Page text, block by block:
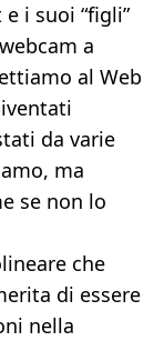
i suoi “figli”
a
al Web
da varie
ma
se non lo
che
di essere
nella